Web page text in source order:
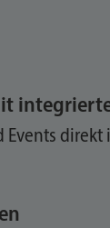
direkt